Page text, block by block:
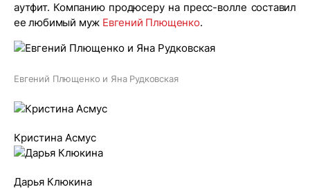
аутфит. Компанию продюсеру на пресс-волле составил
ее любимый муж Евгений Плющенко.
Евгений Плющенко и Яна Рудковская
Кристина Асмус
Дарья Клюкина